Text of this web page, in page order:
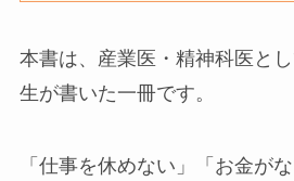
本書は、産業医・精神科医と
生が書いた一冊です。
「仕事を休めない」「お金が